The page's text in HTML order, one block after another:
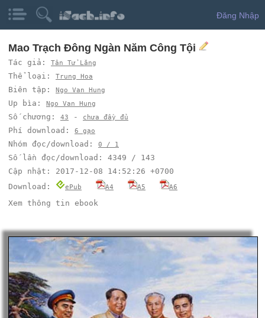
Đăng Nhập
Mao Trạch Đông Ngàn Năm Công Tội
Tác giả: Tân Tử Lăng
Thể loại: Trung Hoa
Biên tập: Ngo Van Hung
Up bìa: Ngo Van Hung
Số chương: 43 - chưa đầy đủ
Phí download: 6 gạo
Nhóm đọc/download: 0 / 1
Số lần đọc/download: 4349 / 143
Cập nhật: 2017-12-08 14:52:26 +0700
Download:
ePub A4 A5 A6
Xem thông tin ebook